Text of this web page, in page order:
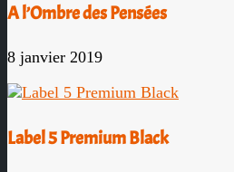
A l’Ombre des Pensées
8 janvier 2019
Label 5 Premium Black